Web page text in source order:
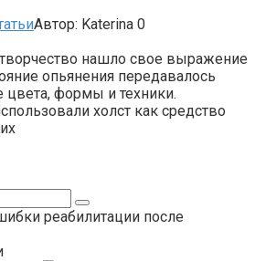
Автор: Katerina 0
нашло свое выражение
опьянения передавалось
цвета, формы и техники.
холст как средство
реабилитации после